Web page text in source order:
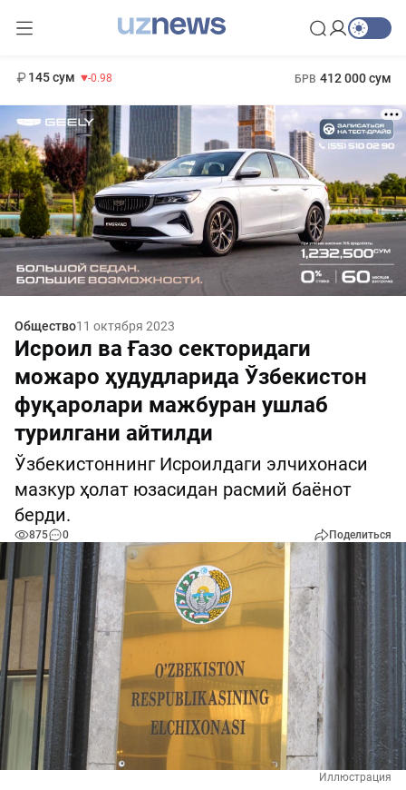
145 сум -0.98 БРВ 412 000 сум
Общество11 октября 2023
Исроил ва Ғазо секторидаги
можаро ҳудудларида Ўзбекистон
фуқаролари мажбуран ушлаб
турилгани айтилди
Ўзбекистоннинг Исроилдаги элчихонаси
мазкур ҳолат юзасидан расмий баёнот
берди.
875 0 Поделиться
Иллюстрация